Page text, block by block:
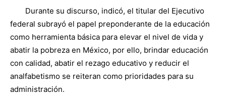
Durante su discurso, indicó, el titular del Ejecutivo
federal subrayó el papel preponderante de la educación
como herramienta básica para elevar el nivel de vida y
abatir la pobreza en México, por ello, brindar educación
con calidad, abatir el rezago educativo y reducir el
analfabetismo se reiteran como prioridades para su
administración.